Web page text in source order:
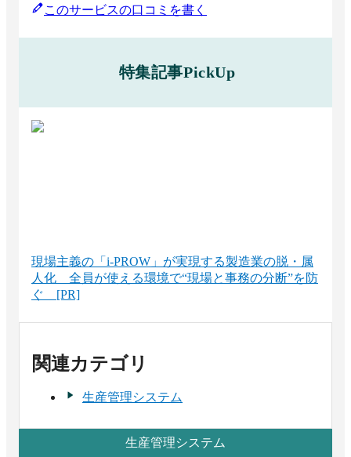
このサービスの口コミを書く
特集記事PickUp
現場主義の「i-PROW」が実現する製造業の脱・属
人化 全員が使える環境で“現場と事務の分断”を防
ぐ [PR]
関連カテゴリ
生産管理システム
生産管理システム